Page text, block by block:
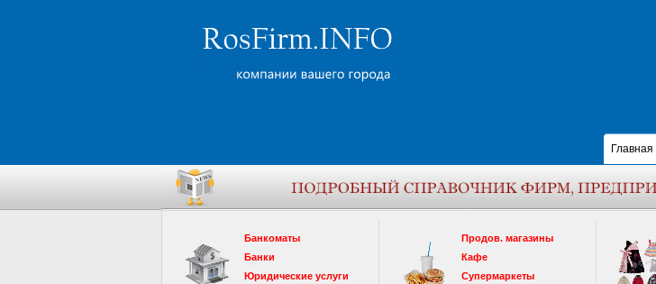
Главная
Банкоматы
Банки
Юридические услуги
Продов. магазины
Кафе
Супермаркеты